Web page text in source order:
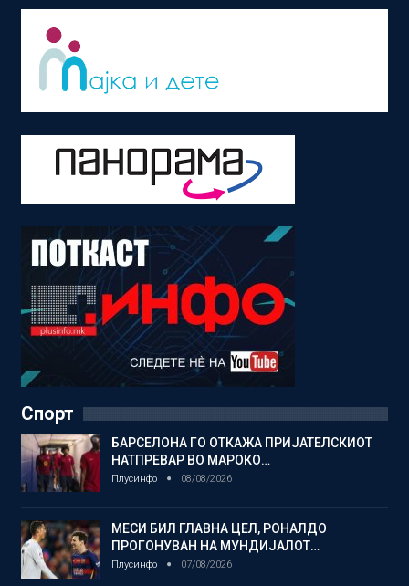
Спорт
БАРСЕЛОНА ГО ОТКАЖА ПРИЈАТЕЛСКИОТ
НАТПРЕВАР ВО МАРОКО…
Плусинфо 08/08/2026
МЕСИ БИЛ ГЛАВНА ЦЕЛ, РОНАЛДО
ПРОГОНУВАН НА МУНДИЈАЛОТ…
Плусинфо 07/08/2026